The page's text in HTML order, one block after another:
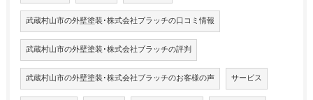
武蔵村山市の外壁塗装･株式会社ブラッチの口コミ情報
武蔵村山市の外壁塗装･株式会社ブラッチの評判
武蔵村山市の外壁塗装･株式会社ブラッチのお客様の声 サービス